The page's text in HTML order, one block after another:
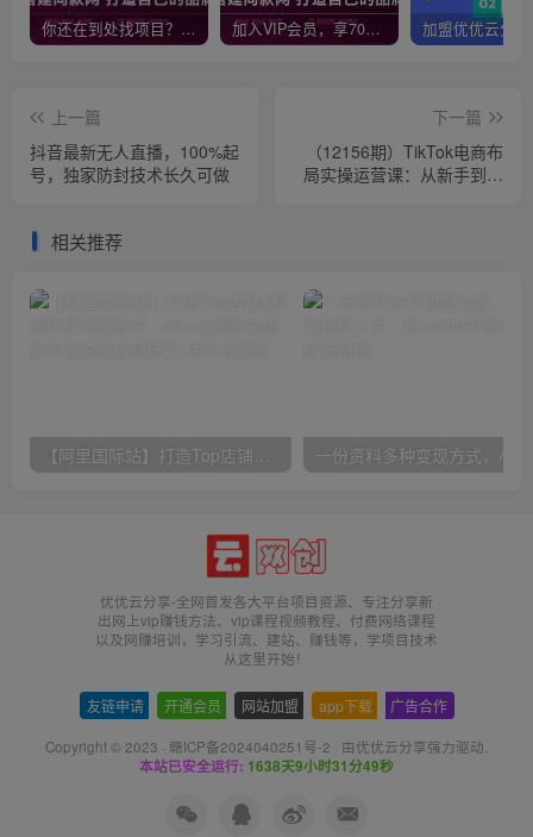
你还在到处找项目？还在当韭菜？我靠网创资源站一个月收入5万+，曾经我也是个失败者。 加入VIP会员，享70%的推广提成，免费学习多种网上创业课程，菜鸟秒变大神！
上一篇
抖音最新无人直播，100%起
号，独家防封技术长久可做
下一篇
（12156期）TikTok电商布
局实操运营课：从新手到精
相关推荐
优优云分享-全网首发各大平台项目资源、专注分享新
出网上vip赚钱方法、vip课程视频教程、付费网络课程
以及网赚培训，学习引流、建站、赚钱等，学项目技术
从这里开始！
友链申请 开通会员 网站加盟 app下载 广告合作
Copyright © 2023 · 赣ICP备2024040251号-2 · 由优优云分享强力驱动.
本站已安全运行: 1638天9小时31分50秒